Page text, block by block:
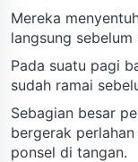
Mereka
langsung
Pada suatu pagi
sudah ramai
Sebagian besar
bergerak
ponsel di tangan.